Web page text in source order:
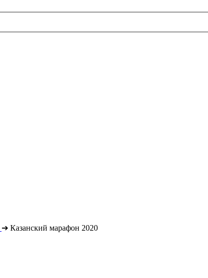
➔ Казанский марафон 2020